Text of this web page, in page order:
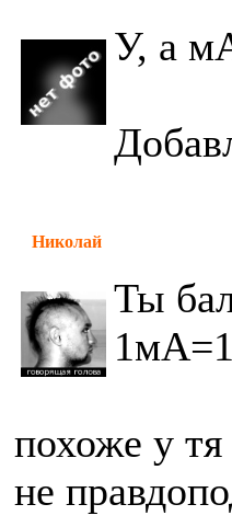
У, а
Николай
Ты
похоже у
не